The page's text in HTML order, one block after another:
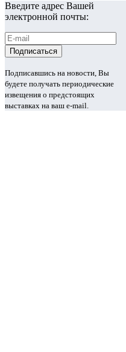
Введите адрес Вашей
электронной почты:
Подписавшись на новости, Вы
будете получать периодические
извещения о предстоящих
выставках на ваш e-mail.